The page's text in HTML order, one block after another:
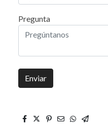
Pregunta
Enviar